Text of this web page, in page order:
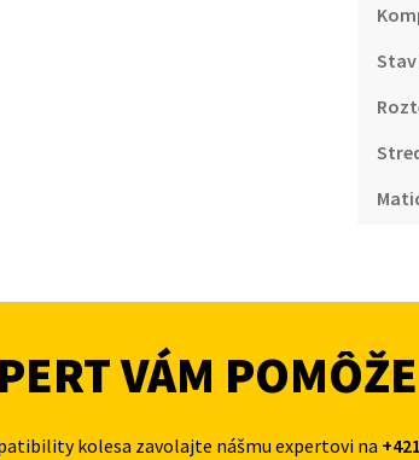
VÁM POMÔŽE
kolesa zavolajte nášmu expertovi na